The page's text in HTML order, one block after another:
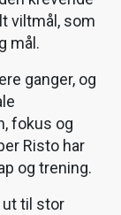
viltmål, som
mål.
ganger, og
fokus og
Risto har
og trening.
ut til stor